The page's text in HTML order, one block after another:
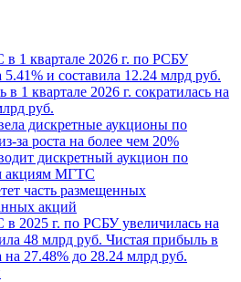
1 квартале 2026 г. по РСБУ
5.41% и составила 12.24 млрд руб.
1 квартале 2026 г. сократилась на
руб.
дискретные аукционы по
за роста на более чем 20%
дискретный аукцион по
акциям МГТС
часть размещенных
акций
2025 г. по РСБУ увеличилась на
48 млрд руб. Чистая прибыль в
на 27.48% до 28.24 млрд руб.